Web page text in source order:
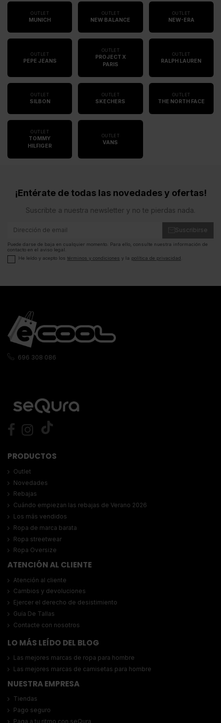
OUTLET
MUNICH
OUTLET
NEW BALANCE
OUTLET
NEW-ERA
OUTLET
PEPE JEANS
OUTLET
PROJECT X
PARIS
OUTLET
RALPH LAUREN
OUTLET
SILBON
OUTLET
SKECHERS
OUTLET
THE NORTH FACE
OUTLET
TOMMY
HILFIGER
OUTLET
VANS
¡Entérate de todas las novedades y ofertas!
Suscribte a nuestra newsletter y no te pierdas nada.
Suscribirse
Puede darse de baja en cualquier momento. Para ello, consulte nuestra información de
contacto en el aviso legal.
He leído y acepto los términos y condiciones y la política de privacidad
PRODUCTOS
Outlet
Novedades
Rebajas
Cuándo empiezan las rebajas de Verano 2026
Los más vendidos
Ropa de marca barata
Ropa streetwear
Ropa Oversize
ATENCIÓN AL CLIENTE
Atención al cliente
Cambios y devoluciones
Ejercer el derecho de desistimiento
Guía De Tallas
Contacte con nosotros
LO MÁS LEÍDO DEL BLOG
Las mejores marcas de ropa para hombre
Las mejores marcas de camisetas para hombre
NUESTRA EMPRESA
Tiendas
Pago seguro
Paga a tu ritmo con seQura
696 308 086